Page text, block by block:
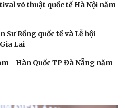
Podcast
Đọc truyện đêm khuya
Cửa sổ tình yêu
Hạt giống tâm hồn
võ thuật quốc tế Hà Nội năm
Sư Rồng quốc tế và Lễ hội
Lai
- Hàn Quốc TP Đà Nẵng năm